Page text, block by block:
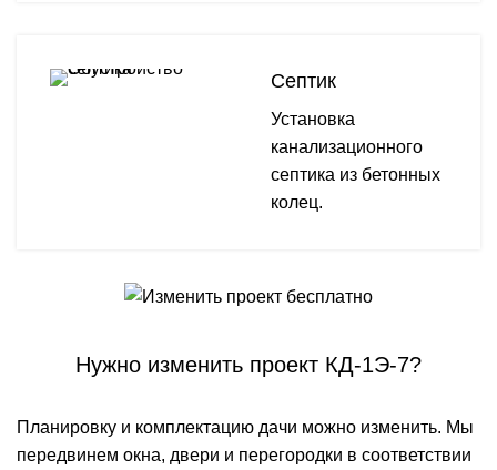
Септик
Установка
канализационного
септика из бетонных
колец.
Нужно изменить проект КД-1Э-7?
Планировку и комплектацию дачи можно изменить. Мы
передвинем окна, двери и перегородки в соответствии